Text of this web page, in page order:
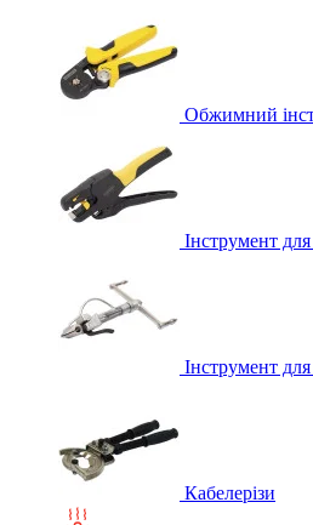
Обжимний
Інструмент для
Інструмент
Кабелерізи